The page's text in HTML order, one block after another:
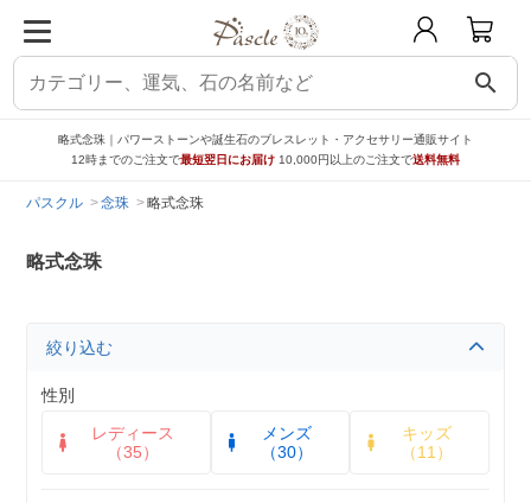
search
略式念珠｜パワーストーンや誕生石のブレスレット・アクセサリー通販サイト
12時までのご注文で最短翌日にお届け 10,000円以上のご注文で送料無料
パスクル 念珠 略式念珠
略式念珠
絞り込む
性別
レディース
（35）
メンズ
（30）
キッズ
（11）